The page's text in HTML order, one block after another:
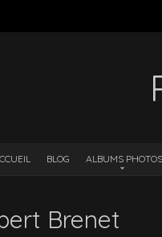
BLOG ALBUMS PHOTOS
Brenet